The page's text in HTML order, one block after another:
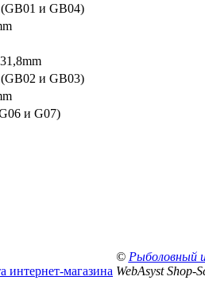
и GB04)
и GB03)
и G07)
© Рыболовный
интернет-магазина WebAsyst Shop-